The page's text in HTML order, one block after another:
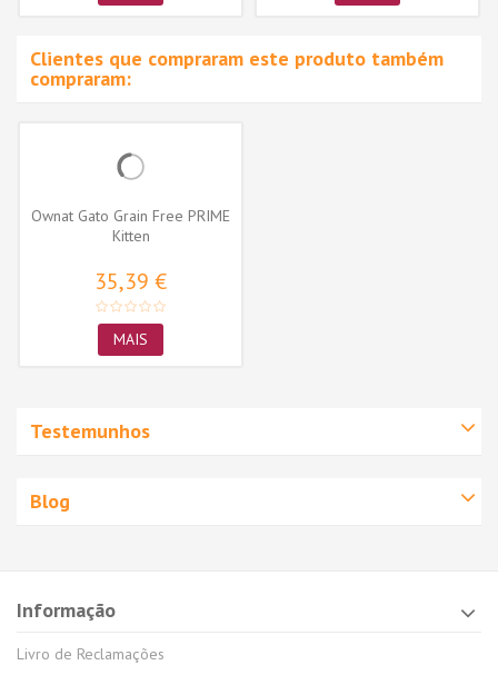
Clientes que compraram este produto também
compraram:
Ownat Gato Grain Free PRIME
Kitten
35,39 €
MAIS
Testemunhos
Blog
Informação
Livro de Reclamações